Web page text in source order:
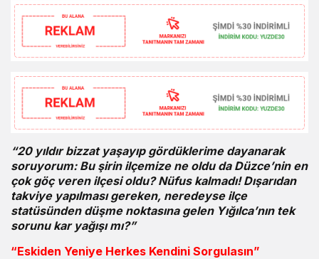
“20 yıldır bizzat yaşayıp gördüklerime dayanarak
soruyorum: Bu şirin ilçemize ne oldu da Düzce’nin en
çok göç veren ilçesi oldu? Nüfus kalmadı! Dışarıdan
takviye yapılması gereken, neredeyse ilçe
statüsünden düşme noktasına gelen Yığılca’nın tek
sorunu kar yağışı mı?”
“Eskiden Yeniye Herkes Kendini Sorgulasın”